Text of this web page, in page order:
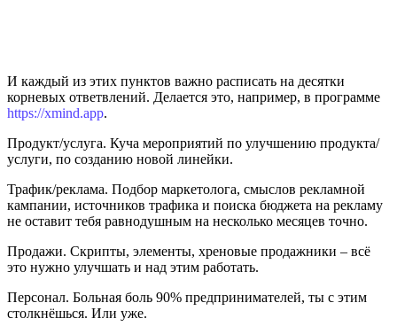
И каждый из этих пунктов важно расписать на десятки
корневых ответвлений. Делается это, например, в программе
https://xmind.app.
Продукт/услуга. Куча мероприятий по улучшению продукта/
услуги, по созданию новой линейки.
Трафик/реклама. Подбор маркетолога, смыслов рекламной
кампании, источников трафика и поиска бюджета на рекламу
не оставит тебя равнодушным на несколько месяцев точно.
Продажи. Скрипты, элементы, хреновые продажники – всё
это нужно улучшать и над этим работать.
Персонал. Больная боль 90% предпринимателей, ты с этим
столкнёшься. Или уже.